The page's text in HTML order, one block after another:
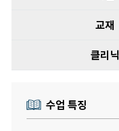
교재
클리닉
수업 특징